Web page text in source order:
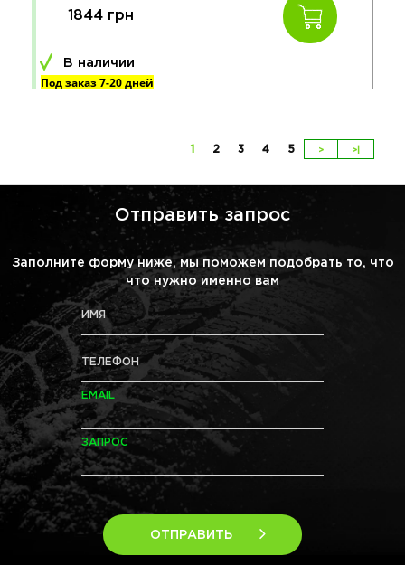
1844 грн
В наличии
Под заказ 7-20 дней
1 2 3 4 5 > >|
Отправить запрос
Заполните форму ниже, мы поможем подобрать то, что
что нужно именно вам
ИМЯ
ТЕЛЕФОН
EMAIL
ЗАПРОС
ОТПРАВИТЬ